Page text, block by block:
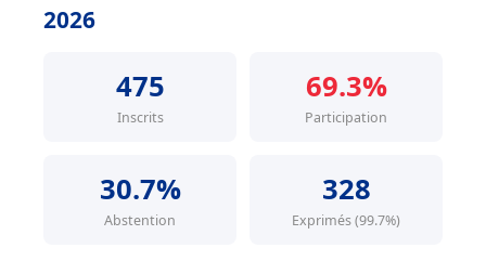
2026
475
Inscrits
69.3%
Participation
30.7%
Abstention
328
Exprimés (99.7%)